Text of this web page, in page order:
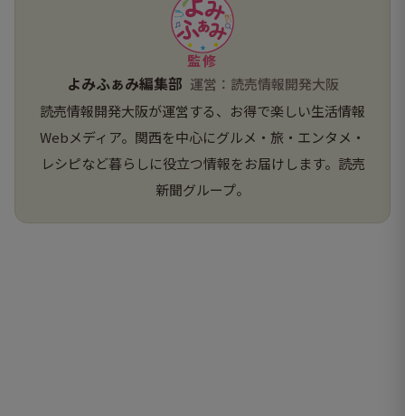
監修
よみふぁみ編集部 運営：読売情報開発大阪
読売情報開発大阪が運営する、お得で楽しい生活情報
Webメディア。関西を中心にグルメ・旅・エンタメ・
レシピなど暮らしに役立つ情報をお届けします。読売
新聞グループ。